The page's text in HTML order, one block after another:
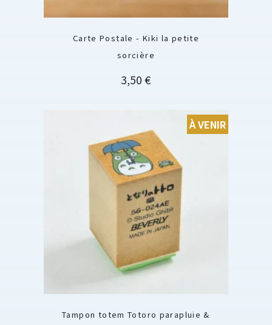
Carte Postale - Kiki la petite
sorcière
Prix
3,50 €
Tampon totem Totoro parapluie &
À VENIR